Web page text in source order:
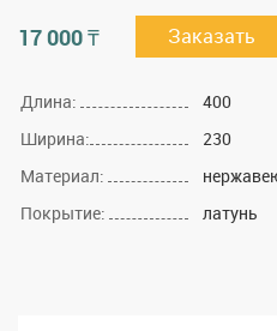
17 000 ₸ Заказать
Длина:
400
Ширина:
230
Материал:
Покрытие:
латунь